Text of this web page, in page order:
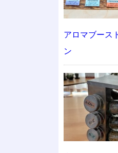
アロマブー
ン